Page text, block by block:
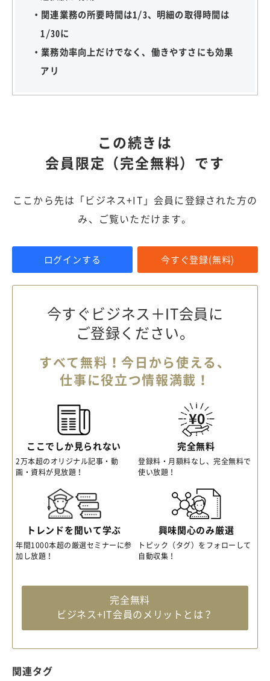
・関連業務の所要時間は1/3、明細の取得時間は
1/30に
・業務効率向上だけでなく、働きやすさにも効果
アリ
この続きは
会員限定（完全無料）です
ここから先は「ビジネス+IT」会員に登録された方の
み、ご覧いただけます。
ログインする 今すぐ登録(無料)
今すぐビジネス＋IT会員に
ご登録ください。
すべて無料！今日から使える、
仕事に役立つ情報満載！
ここでしか見られない
2万本超のオリジナル記事・動
画・資料が見放題！
完全無料
登録料・月額料なし、完全無料で
使い放題！
トレンドを聞いて学ぶ
年間1000本超の厳選セミナーに参
加し放題！
興味関心のみ厳選
トピック（タグ）をフォローして
自動収集！
完全無料
ビジネス+IT会員のメリットとは？
関連タグ